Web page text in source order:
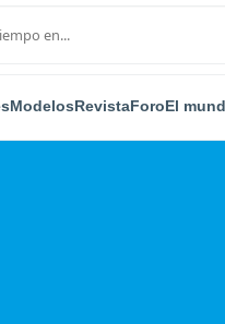
ModelosRevistaForoEl